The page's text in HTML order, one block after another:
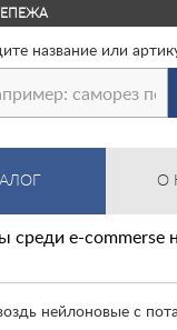
название или
О
e-commerse
нейлоновые с